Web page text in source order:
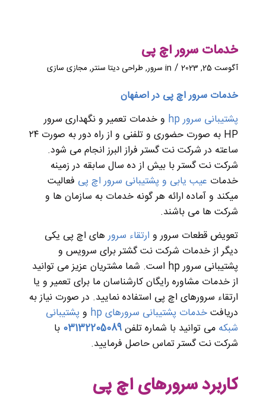
خدمات سرور اچ پی
آگوست 25, 2023 /
in سرور,طراحی دیتا سنتر, مجازی سازی
خدمات سرور اچ پی در اصفهان
پشتیبانی سرور hp
و خدمات تعمیر و نگهداری سرور
HP به صورت حضوری و تلفنی و از راه دور به صورت ۲۴
ساعته در شرکت نت گستر فراز البرز انجام می شود.
شرکت نت گستر با بیش از ده سال سابقه در زمینه
خدمات عیب یابی و پشتیبانی سرور اچ پی فعالیت
میکند و آماده ارائه هر گونه خدمات به سازمان ها و
شرکت ها می باشند.
تعویض قطعات سرور و ارتقاء سرورهای اچ پی یکی
دیگر از خدمات شرکت نت گشتر برای سرویس و
پشتیبانی سرور hp است. شما مشتریان عزیز می توانید
از خدمات مشاوره رایگان کارشناسان ما برای تعمیر و یا
ارتقاء سرورهای اچ پی استفاده نمایید. در صورت نیاز به
دریافتخدمات پشتیبانی سرورهای hp و پشتیبانی
شبکه می توانید با شماره تلفن03132205089 با
شرکت نت گستر تماس حاصل فرمایید.
کاربرد سرورهای اچ پی